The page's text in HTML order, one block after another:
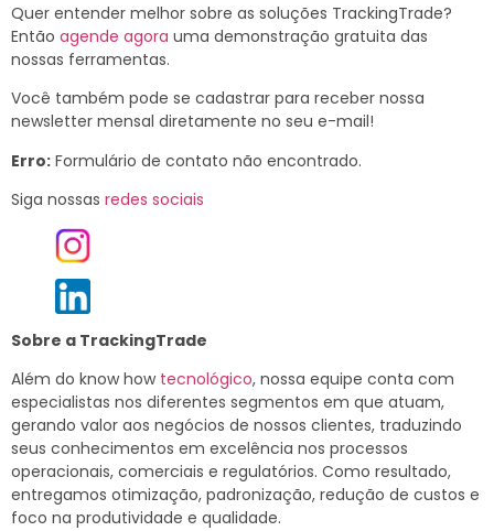
Quer entender melhor sobre as soluções TrackingTrade?
Então agende agora uma demonstração gratuita das
nossas ferramentas.
Você também pode se cadastrar para receber nossa
newsletter mensal diretamente no seu e-mail!
Erro: Formulário de contato não encontrado.
Siga nossas redes sociais
Sobre a TrackingTrade
Além do know how tecnológico, nossa equipe conta com
especialistas nos diferentes segmentos em que atuam,
gerando valor aos negócios de nossos clientes, traduzindo
seus conhecimentos em excelência nos processos
operacionais, comerciais e regulatórios. Como resultado,
entregamos otimização, padronização, redução de custos e
foco na produtividade e qualidade.